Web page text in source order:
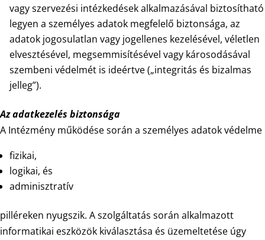
vagy szervezési intézkedések alkalmazásával biztosítható
legyen a személyes adatok megfelelő biztonsága, az
adatok jogosulatlan vagy jogellenes kezelésével, véletlen
elvesztésével, megsemmisítésével vagy károsodásával
szembeni védelmét is ideértve („integritás és bizalmas
jelleg”).
Az adatkezelés biztonsága
A Intézmény működése során a személyes adatok védelme
fizikai,
logikai, és
adminisztratív
pilléreken nyugszik. A szolgáltatás során alkalmazott
informatikai eszközök kiválasztása és üzemeltetése úgy